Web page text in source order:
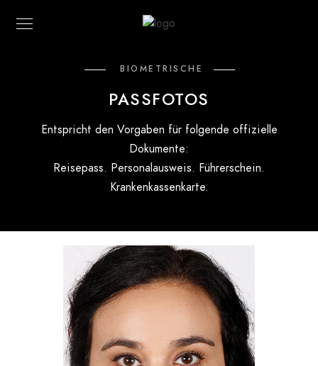
BIOMETRISCHE
PASSFOTOS
Entspricht den Vorgaben für folgende offizielle
Dokumente:
Reisepass. Personalausweis. Führerschein.
Krankenkassenkarte.